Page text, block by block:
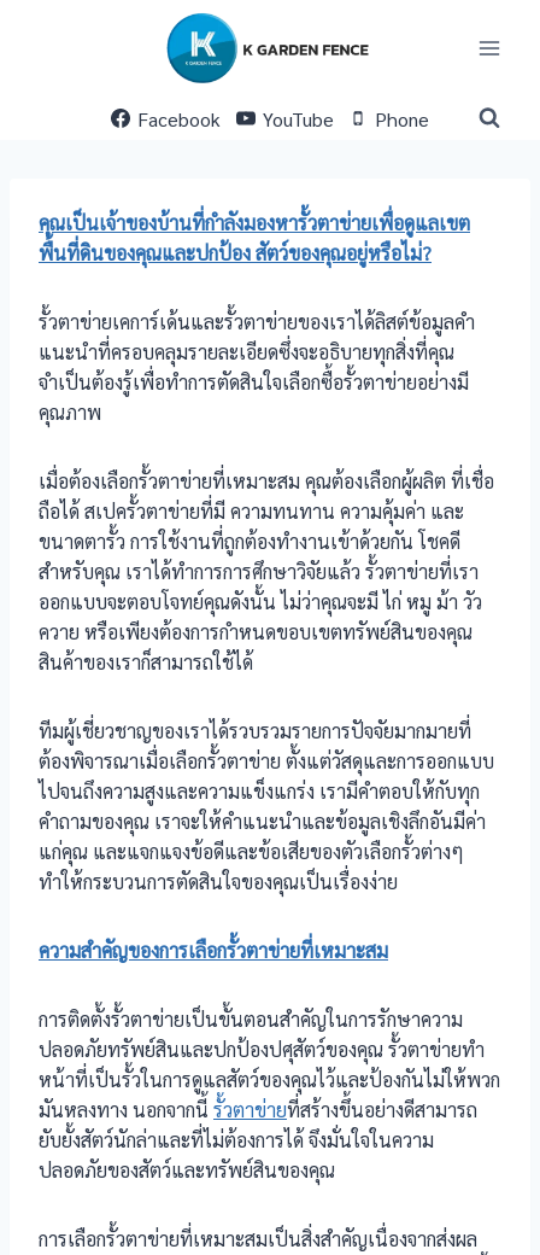
Facebook
YouTube Phone
คุณเป็นเจ้าของบ้านที่กำลังมองหารั้วตาข่ายเพื่อดูแลเขต
พื้นที่ดินของคุณและปกป้อง สัตว์ของคุณอยู่หรือไม่?
รั้วตาข่ายเคการ์เด้นและรั้วตาข่ายของเราได้ลิสต์ข้อมูลคำ
แนะนำที่ครอบคลุมรายละเอียดซึ่งจะอธิบายทุกสิ่งที่คุณ
จำเป็นต้องรู้เพื่อทำการตัดสินใจเลือกซื้อรั้วตาข่ายอย่างมี
คุณภาพ
เมื่อต้องเลือกรั้วตาข่ายที่เหมาะสม คุณต้องเลือกผู้ผลิต ที่เชื่อ
ถือได้ สเปครั้วตาข่ายที่มี ความทนทาน ความคุ้มค่า และ
ขนาดตารั้ว การใช้งานที่ถูกต้องทำงานเข้าด้วยกัน โชคดี
สำหรับคุณ เราได้ทำการการศึกษาวิจัยแล้ว รั้วตาข่ายที่เรา
ออกแบบจะตอบโจทย์คุณดังนั้น ไม่ว่าคุณจะมี ไก่ หมู ม้า วัว
ควาย หรือเพียงต้องการกำหนดขอบเขตทรัพย์สินของคุณ
สินค้าของเราก็สามารถใช้ได้
ทีมผู้เชี่ยวชาญของเราได้รวบรวมรายการปัจจัยมากมายที่
ต้องพิจารณาเมื่อเลือกรั้วตาข่าย ตั้งแต่วัสดุและการออกแบบ
ไปจนถึงความสูงและความแข็งแกร่ง เรามีคำตอบให้กับทุก
คำถามของคุณ เราจะให้คำแนะนำและข้อมูลเชิงลึกอันมีค่า
แก่คุณ และแจกแจงข้อดีและข้อเสียของตัวเลือกรั้วต่างๆ
ทำให้กระบวนการตัดสินใจของคุณเป็นเรื่องง่าย
ความสำคัญของการเลือกรั้วตาข่ายที่เหมาะสม
การติดตั้งรั้วตาข่ายเป็นขั้นตอนสำคัญในการรักษาความ
ปลอดภัยทรัพย์สินและปกป้องปศุสัตว์ของคุณ รั้วตาข่ายทำ
หน้าที่เป็นรั้วในการดูแลสัตว์ของคุณไว้และป้องกันไม่ให้พวก
มันหลงทาง นอกจากนี้ รั้วตาข่ายที่สร้างขึ้นอย่างดีสามารถ
ยับยั้งสัตว์นักล่าและที่ไม่ต้องการได้ จึงมั่นใจในความ
ปลอดภัยของสัตว์และทรัพย์สินของคุณ
การเลือกรั้วตาข่ายที่เหมาะสมเป็นสิ่งสำคัญเนื่องจากส่งผล